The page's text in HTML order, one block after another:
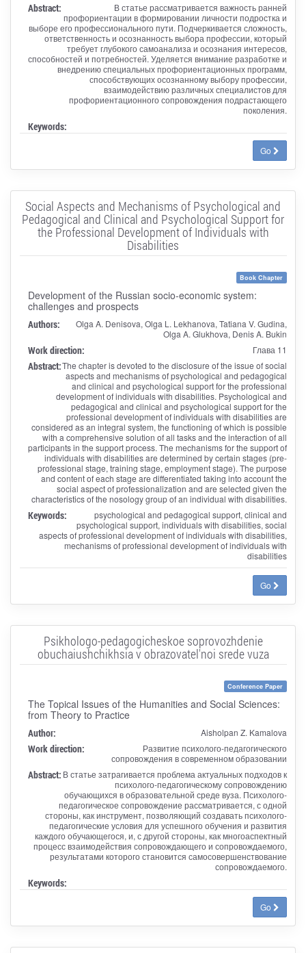
Abstract:
В статье рассматривается важность ранней
профориентации в формировании личности подростка и
выборе его профессионального пути. Подчеркивается сложность,
ответственность и осознанность выбора профессии, который
требует глубокого самоанализа и осознания интересов,
способностей и потребностей. Уделяется внимание разработке и
внедрению специальных профориентационных программ,
способствующих осознанному выбору профессии,
взаимодействию различных специалистов для
профориентационного сопровождения подрастающего
поколения.
Keywords:
Go
Social Aspects and Mechanisms of Psychological and
Pedagogical and Clinical and Psychological Support for
the Professional Development of Individuals with
Disabilities
Book Chapter
Development of the Russian socio-economic system:
challenges and prospects
Authors:
Olga A. Denisova, Olga L. Lekhanova, Tatiana V. Gudina,
Olga A. Glukhova, Denis A. Bukin
Work direction: Глава 11
Abstract:The chapter is devoted to the disclosure of the issue of social
aspects and mechanisms of psychological and pedagogical
and clinical and psychological support for the professional
development of individuals with disabilities. Psychological and
pedagogical and clinical and psychological support for the
professional development of individuals with disabilities are
considered as an integral system, the functioning of which is possible
with a comprehensive solution of all tasks and the interaction of all
participants in the support process. The mechanisms for the support of
individuals with disabilities are determined by certain stages (pre-
professional stage, training stage, employment stage). The purpose
and content of each stage are differentiated taking into account the
social aspect of professionalization and are selected given the
characteristics of the nosology group of an individual with disabilities.
Keywords:
psychological and pedagogical support, clinical and
psychological support, individuals with disabilities, social
aspects of professional development of individuals with disabilities,
mechanisms of professional development of individuals with
disabilities
Go
Psikhologo-pedagogicheskoe soprovozhdenie
obuchaiushchikhsia v obrazovatel'noi srede vuza
Conference Paper
The Topical Issues of the Humanities and Social Sciences:
from Theory to Practice
Author: Aisholpan Z. Kamalova
Work direction:
Развитие психолого-педагогического
сопровождения в современном образовании
Abstract: В статье затрагивается проблема актуальных подходов к
психолого-педагогическому сопровождению
обучающихся в образовательной среде вуза. Психолого-
педагогическое сопровождение рассматривается, с одной
стороны, как инструмент, позволяющий создавать психолого-
педагогические условия для успешного обучения и развития
каждого обучающегося, и, с другой стороны, как многоаспектный
процесс взаимодействия сопровождающего и сопровождаемого,
результатами которого становится самосовершенствование
сопровождаемого.
Keywords:
Go